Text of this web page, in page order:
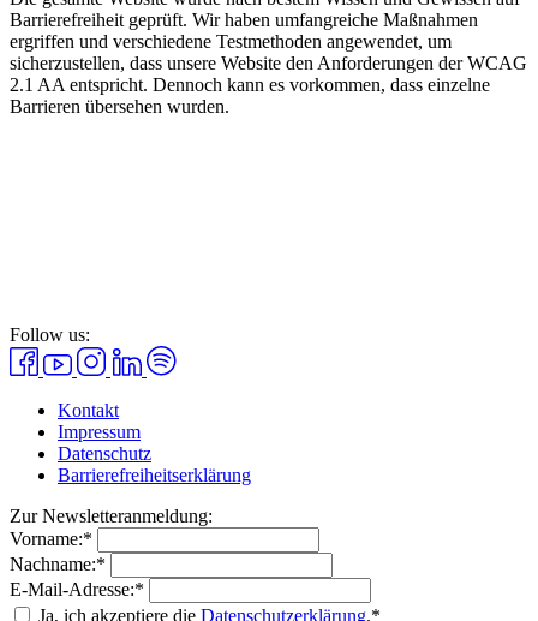
Barrierefreiheit geprüft. Wir haben umfangreiche Maßnahmen
ergriffen und verschiedene Testmethoden angewendet, um
sicherzustellen, dass unsere Website den Anforderungen der WCAG
2.1 AA entspricht. Dennoch kann es vorkommen, dass einzelne
Barrieren übersehen wurden.
Follow us:
Kontakt
Impressum
Datenschutz
Barrierefreiheitserklärung
Zur Newsletteranmeldung:
Vorname:*
Nachname:*
E-Mail-Adresse:*
Ja, ich akzeptiere die Datenschutzerklärung.*